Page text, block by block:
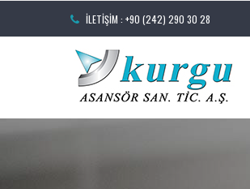
İLETIŞIM : +90 (242) 290 30 28